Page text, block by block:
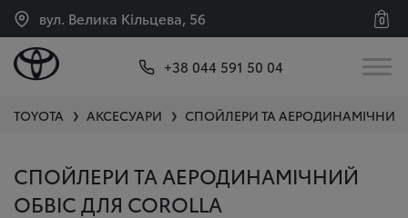
вул. Велика Кільцева, 56 0
+38 044 591 50 04
TOYOTA ❯ АКСЕСУАРИ ❯ СПОЙЛЕРИ ТА АЕРОДИНАМІЧНИЙ
СПОЙЛЕРИ ТА АЕРОДИНАМІЧНИЙ
ОБВІС ДЛЯ COROLLA